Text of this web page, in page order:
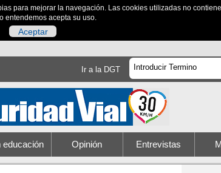
para mejorar la navegación. Las cookies utilizadas no
entendemos acepta su uso.
Aceptar
Ir a la DGT
educación Opinión Entrevistas